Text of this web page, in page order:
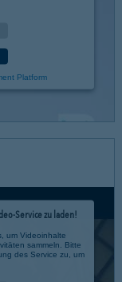
Platform
Service zu laden!
um Videoinhalte
sammeln. Bitte
des Service zu, um